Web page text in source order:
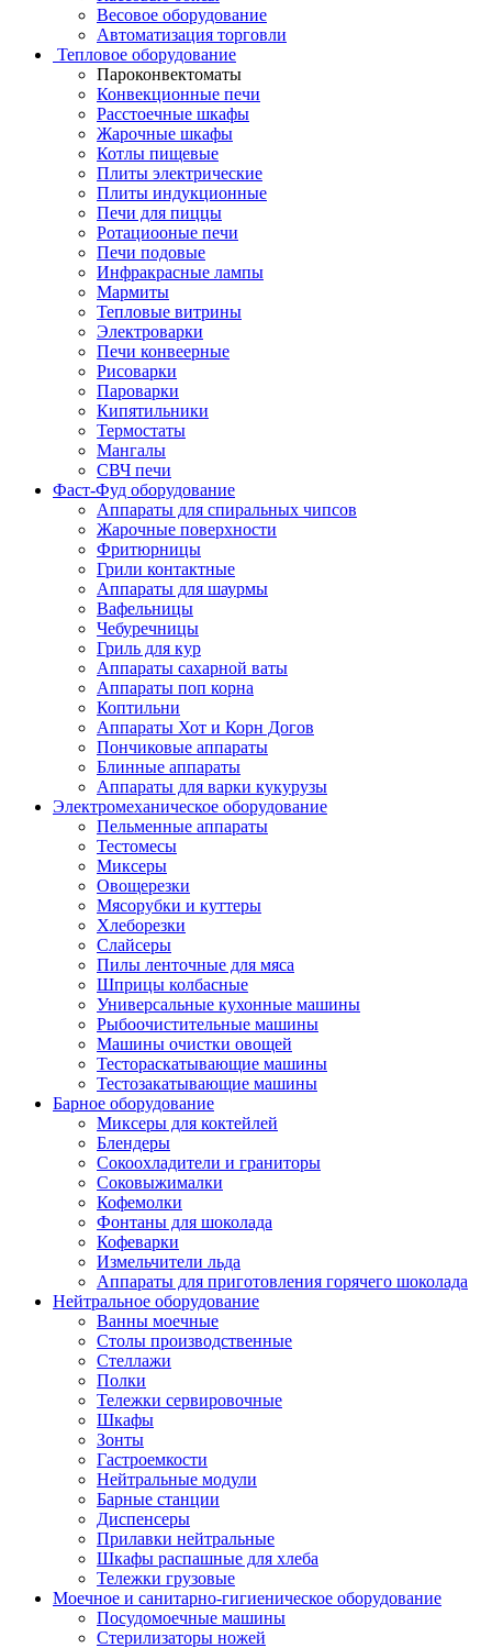
Весовое оборудование
Автоматизация торговли
Тепловое оборудование
Пароконвектоматы
Конвекционные печи
Расстоечные шкафы
Жарочные шкафы
Котлы пищевые
Плиты электрические
Плиты индукционные
Печи для пиццы
Ротациооные печи
Печи подовые
Инфракрасные лампы
Мармиты
Тепловые витрины
Электроварки
Печи конвеерные
Рисоварки
Пароварки
Кипятильники
Термостаты
Мангалы
СВЧ печи
Фаст-Фуд оборудование
Аппараты для спиральных чипсов
Жарочные поверхности
Фритюрницы
Грили контактные
Аппараты для шаурмы
Вафельницы
Чебуречницы
Гриль для кур
Аппараты сахарной ваты
Аппараты поп корна
Коптильни
Аппараты Хот и Корн Догов
Пончиковые аппараты
Блинные аппараты
Аппараты для варки кукурузы
Электромеханическое оборудование
Пельменные аппараты
Тестомесы
Миксеры
Овощерезки
Мясорубки и куттеры
Хлеборезки
Слайсеры
Пилы ленточные для мяса
Шприцы колбасные
Универсальные кухонные машины
Рыбоочистительные машины
Машины очистки овощей
Тестораскатывающие машины
Тестозакатывающие машины
Барное оборудование
Миксеры для коктейлей
Блендеры
Сокоохладители и граниторы
Соковыжималки
Кофемолки
Фонтаны для шоколада
Кофеварки
Измельчители льда
Аппараты для приготовления горячего шоколада
Нейтральное оборудование
Ванны моечные
Столы производственные
Стеллажи
Полки
Тележки сервировочные
Шкафы
Зонты
Гастроемкости
Нейтральные модули
Барные станции
Диспенсеры
Прилавки нейтральные
Шкафы распашные для хлеба
Тележки грузовые
Моечное и санитарно-гигиеническое оборудование
Посудомоечные машины
Стерилизаторы ножей